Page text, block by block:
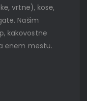
vrtne), kose,
Našim
kakovostne
enem mestu.